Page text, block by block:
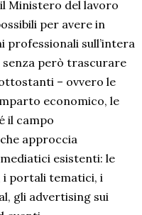
Ministero del lavoro
per avere in
sull’intera
però trascurare
– ovvero le
economico, le
il campo
approccia
esistenti: le
i portali tematici, i
gli advertising sui